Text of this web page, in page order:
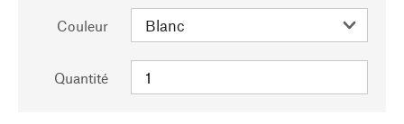
Couleur
Quantité